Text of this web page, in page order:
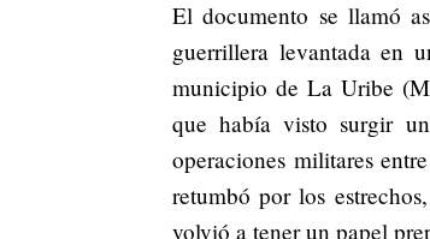
El documento se llamó
guerrillera levantada en
municipio de La Uribe
que había visto surgir
operaciones militares
retumbó por los
volvió a tener un papel